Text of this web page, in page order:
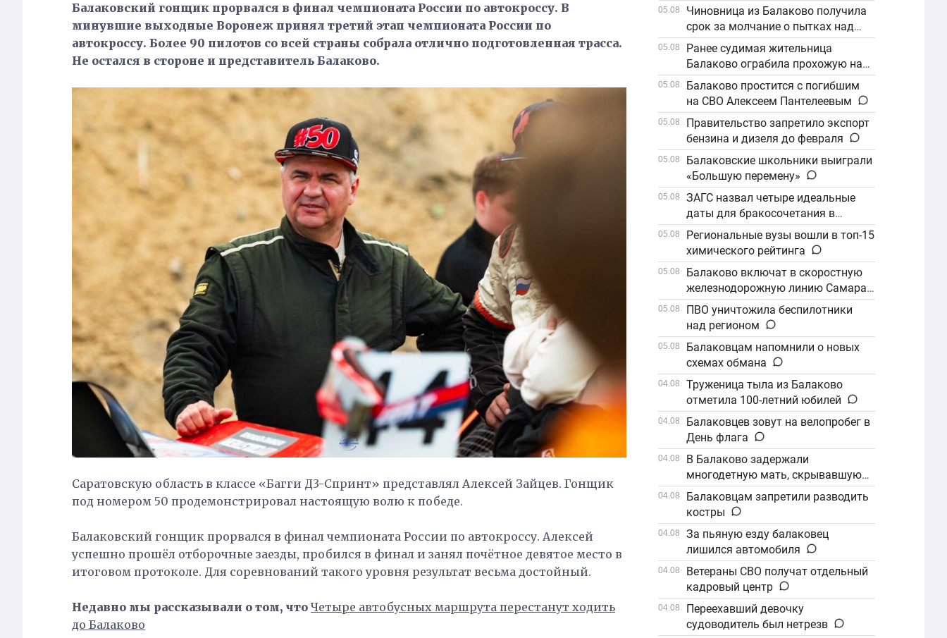
Балаковский гонщик прорвался в финал чемпионата России по автокроссу. В
минувшие выходные Воронеж принял третий этап чемпионата России по
автокроссу. Более 90 пилотов со всей страны собрала отлично подготовленная трасса.
Не остался в стороне и представитель Балаково.
Саратовскую область в классе «Багги Д3-Спринт» представлял Алексей Зайцев. Гонщик
под номером 50 продемонстрировал настоящую волю к победе.
Балаковский гонщик прорвался в финал чемпионата России по автокроссу. Алексей
успешно прошёл отборочные заезды, пробился в финал и занял почётное девятое место в
итоговом протоколе. Для соревнований такого уровня результат весьма достойный.
Недавно мы рассказывали о том, что Четыре автобусных маршрута перестанут ходить
до Балаково
05.08
Чиновница из Балаково получила
срок за молчание о пытках над
детьми
05.08
Ранее судимая жительница
Балаково ограбила прохожую на
улице
05.08
Балаково простится с погибшим
на СВО Алексеем Пантелеевым
05.08
Правительство запретило экспорт
бензина и дизеля до февраля
05.08
Балаковские школьники выиграли
«Большую перемену»
05.08
ЗАГС назвал четыре идеальные
даты для бракосочетания в
сентябре
05.08
Региональные вузы вошли в топ-15
химического рейтинга
05.08
Балаково включат в скоростную
железнодорожную линию Самара–
Саратов
05.08
ПВО уничтожила беспилотники
над регионом
05.08
Балаковцам напомнили о новых
схемах обмана
04.08
Труженица тыла из Балаково
отметила 100-летний юбилей
04.08
Балаковцев зовут на велопробег в
День флага
04.08
В Балаково задержали
многодетную мать, скрывавшуюся
от алиментов
04.08
Балаковцам запретили разводить
костры
04.08
За пьяную езду балаковец
лишился автомобиля
04.08
Ветераны СВО получат отдельный
кадровый центр
04.08
Переехавший девочку
судоводитель был нетрезв